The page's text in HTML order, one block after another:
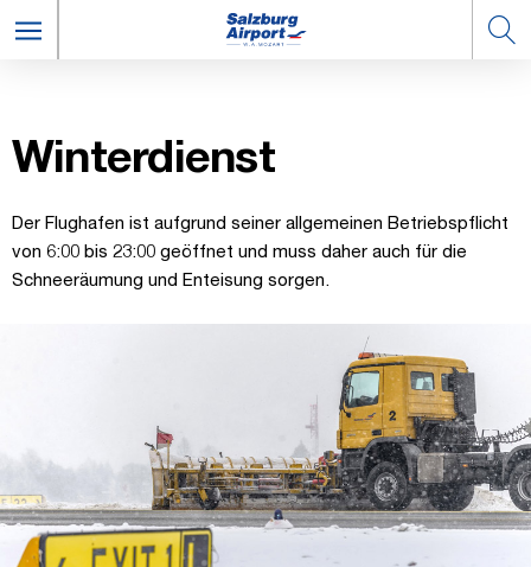
Win­ter­dienst
Der Flughafen ist aufgrund seiner allgemeinen Betriebspflicht
von 6:00 bis 23:00 geöffnet und muss daher auch für die
Schneeräumung und Enteisung sorgen.